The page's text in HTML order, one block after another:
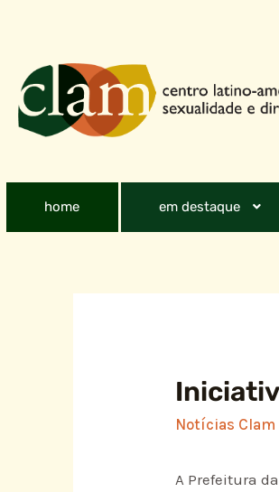
home em destaque
Notícias Clam
A Prefeitura